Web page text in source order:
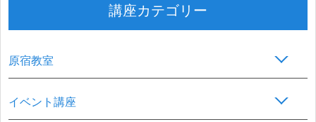
講座カテゴリー
原宿教室
イベント講座